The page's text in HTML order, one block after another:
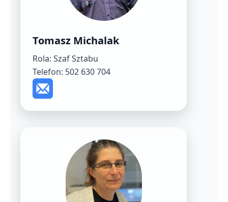
Tomasz Michalak
Rola: Szaf Sztabu
Telefon: 502 630 704